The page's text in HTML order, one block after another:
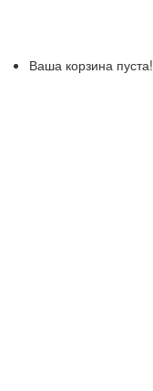
Ваша корзина пуста!